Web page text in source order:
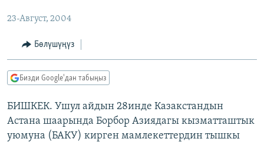
ЭКОНОМИКА
МАДАНИЯТ
БОРБОР АЗИЯ
АТАЙЫН ИЛИКТӨӨ
ТВ ПРОГРАММАЛАР
ЭКСПЕРТТЕР ТАЛДАЙТ
БИЗ ЖАНА ДҮЙНӨ
ДАНИСТЕ
ӨЗГӨЧӨ ПИКИР
Русский
23-Август, 2004
Бөлүшүңүз
Бизди Google'дан табыңыз
БИШКЕК. Ушул айдын 28инде Казакстандын
Астана шаарында Борбор Азиядагы кызматташтык
уюмуна (БАКУ) кирген мамлекеттердин тышкы